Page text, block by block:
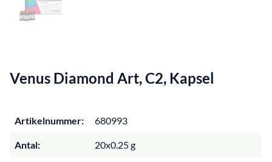
Venus Diamond Art, C2, Kapsel
Artikelnummer: 680993
Antal: 20x0.25 g